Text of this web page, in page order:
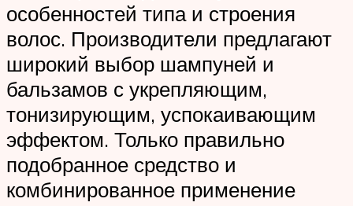
особенностей типа и строения
волос. Производители предлагают
широкий выбор шампуней и
бальзамов с укрепляющим,
тонизирующим, успокаивающим
эффектом. Только правильно
подобранное средство и
комбинированное применение